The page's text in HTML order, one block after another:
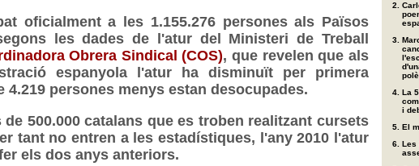
oficialment a les 1.155.276 persones als Països
les dades de l'atur del Ministeri de Treball
Obrera Sindical (COS), que revelen que als
espanyola l'atur ha disminuït per primera
4.219 persones menys estan desocupades.
500.000 catalans que es troben realitzant cursets
tant no entren a les estadístiques, l'any 2010 l'atur
els dos anys anteriors.
La
i
El
Les